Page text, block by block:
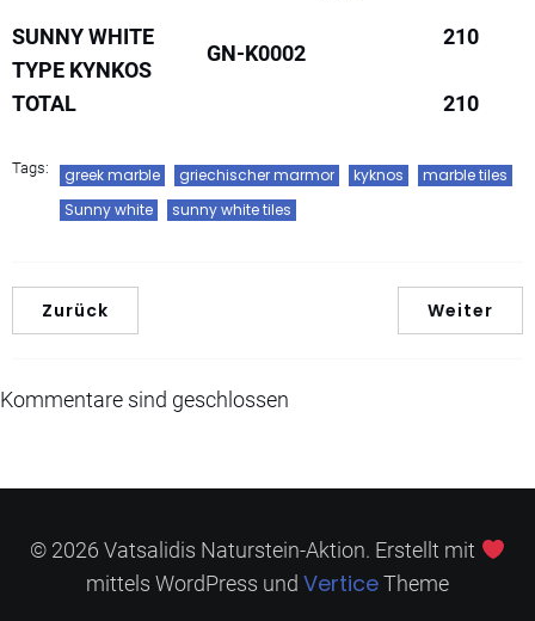
SUNNY WHITE
TYPE KYNKOS
GN-K0002
210
TOTAL 210
Tags: greek marble griechischer marmor kyknos
marble tiles
Sunny white
sunny white tiles
Zurück Weiter
Kommentare sind geschlossen
© 2026 Vatsalidis Naturstein-Aktion. Erstellt mit
mittels WordPress und VerticeTheme